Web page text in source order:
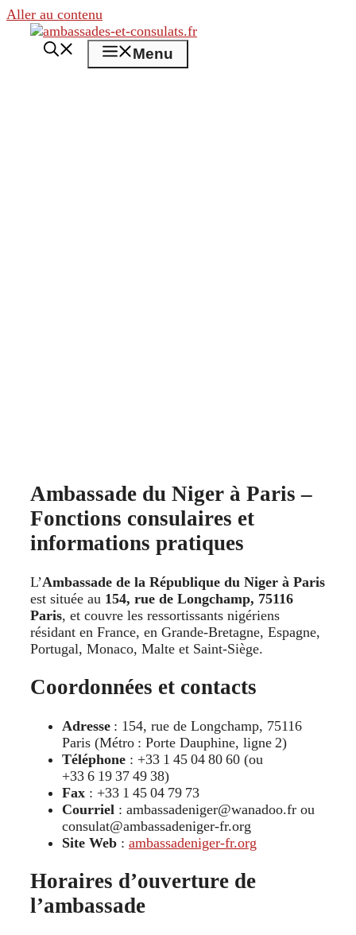
Aller au contenu
Menu
Ambassade du Niger à Paris –
Fonctions consulaires et
informations pratiques
L’Ambassade de la République du Niger à Paris
est située au 154, rue de Longchamp, 75116
Paris, et couvre les ressortissants nigériens
résidant en France, en Grande‑Bretagne, Espagne,
Portugal, Monaco, Malte et Saint‑Siège.
Coordonnées et contacts
Adresse : 154, rue de Longchamp, 75116
Paris (Métro : Porte Dauphine, ligne 2)
Téléphone : +33 1 45 04 80 60 (ou
+33 6 19 37 49 38)
Fax : +33 1 45 04 79 73
Courriel : ambassadeniger@wanadoo.fr ou
consulat@ambassadeniger-fr.org
Site Web : ambassadeniger-fr.org
Horaires d’ouverture de
l’ambassade